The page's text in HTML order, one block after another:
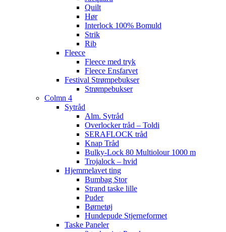
Quilt
Hør
Interlock 100% Bomuld
Strik
Rib
Fleece
Fleece med tryk
Fleece Ensfarvet
Festival Strømpebukser
Strømpebukser
Colmn 4
Sytråd
Alm. Sytråd
Overlocker tråd – Toldi
SERAFLOCK tråd
Knap Tråd
Bulky-Lock 80 Multiolour 1000 m
Trojalock – hvid
Hjemmelavet ting
Bumbag Stor
Strand taske lille
Puder
Børnetøj
Hundepude Stjerneformet
Taske Paneler